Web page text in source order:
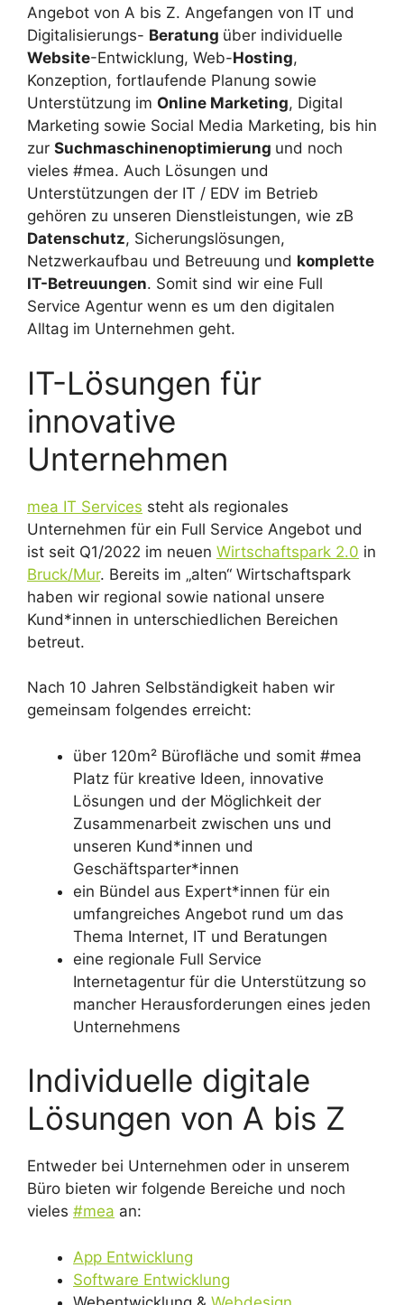
Angebot von A bis Z. Angefangen von IT und
Digitalisierungs- Beratung über individuelle
Website-Entwicklung, Web-Hosting,
Konzeption, fortlaufende Planung sowie
Unterstützung im Online Marketing, Digital
Marketing sowie Social Media Marketing, bis hin
zur Suchmaschinenoptimierung und noch
vieles #mea. Auch Lösungen und
Unterstützungen der IT / EDV im Betrieb
gehören zu unseren Dienstleistungen, wie zB
Datenschutz, Sicherungslösungen,
Netzwerkaufbau und Betreuung und komplette
IT-Betreuungen. Somit sind wir eine Full
Service Agentur wenn es um den digitalen
Alltag im Unternehmen geht.
IT-Lösungen für
innovative
Unternehmen
mea IT Services steht als regionales
Unternehmen für ein Full Service Angebot und
ist seit Q1/2022 im neuen Wirtschaftspark 2.0 in
Bruck/Mur. Bereits im „alten“ Wirtschaftspark
haben wir regional sowie national unsere
Kund*innen in unterschiedlichen Bereichen
betreut.
Nach 10 Jahren Selbständigkeit haben wir
gemeinsam folgendes erreicht:
über 120m² Bürofläche und somit #mea
Platz für kreative Ideen, innovative
Lösungen und der Möglichkeit der
Zusammenarbeit zwischen uns und
unseren Kund*innen und
Geschäftsparter*innen
ein Bündel aus Expert*innen für ein
umfangreiches Angebot rund um das
Thema Internet, IT und Beratungen
eine regionale Full Service
Internetagentur für die Unterstützung so
mancher Herausforderungen eines jeden
Unternehmens
Individuelle digitale
Lösungen von A bis Z
Entweder bei Unternehmen oder in unserem
Büro bieten wir folgende Bereiche und noch
vieles #mea an:
App Entwicklung
Software Entwicklung